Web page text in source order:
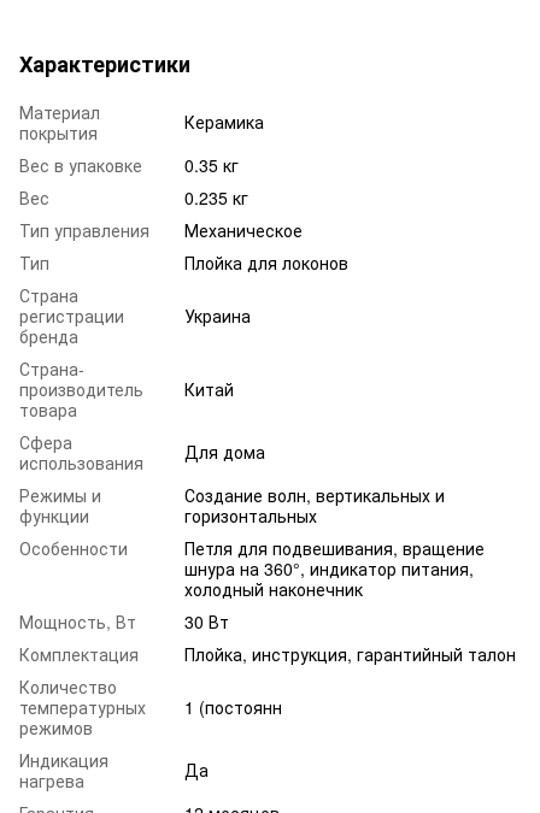
Характеристики
Материал
покрытия
Керамика
Вес в упаковке
0.35 кг
Вес
0.235 кг
Тип управления
Механическое
Тип
Плойка для локонов
Страна
регистрации
бренда
Украина
Страна-
производитель
товара
Китай
Сфера
использования
Для дома
Режимы и
функции
Создание волн, вертикальных и
горизонтальных
Особенности
Петля для подвешивания, вращение
шнура на 360°, индикатор питания,
холодный наконечник
Мощность, Вт
30 Вт
Комплектация
Плойка, инструкция, гарантийный талон
Количество
температурных
режимов
1 (постоянн
Индикация
нагрева
Да